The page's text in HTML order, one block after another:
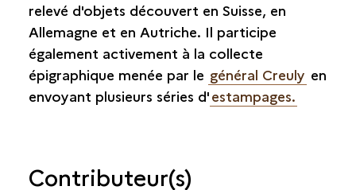
relevé d'objets découvert en Suisse, en
Allemagne et en Autriche. Il participe
également activement à la collecte
épigraphique menée par le général Creuly en
envoyant plusieurs séries d'estampages.
Contributeur(s)